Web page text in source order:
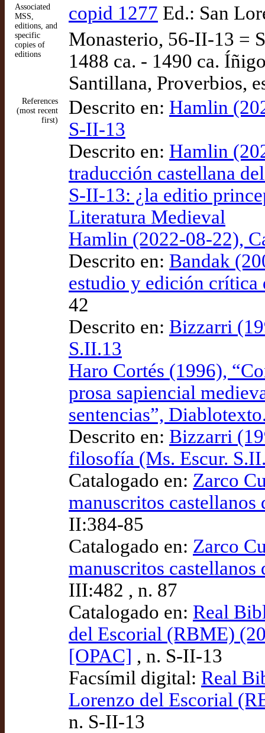
Associated
MSS,
editions, and
specific
copies of
editions
copid 1277 Ed.: San
Monasterio, 56-II-13 =
1488 ca. - 1490 ca.
Santillana, Proverbios,
References
(most recent
first)
Descrito en: Hamlin
S-II-13
Descrito en: Hamlin
traducción castellana
S-II-13: ¿la editio
Literatura Medieval
Hamlin (2022-08-22),
Descrito en: Bandak
estudio y edición crítica
42
Descrito en: Bizzarri
S.II.13
Haro Cortés (1996),
prosa sapiencial
sentencias”,
Descrito en: Bizzarri
filosofía (Ms. Escur.
Catalogado en: Zarco
manuscritos
II:384-85
Catalogado en: Zarco
manuscritos
III:482 , n. 87
Catalogado en: Real
del Escorial (RBME)
[OPAC] , n. S-II-13
Facsímil digital: Real
Lorenzo del Escorial
n. S-II-13